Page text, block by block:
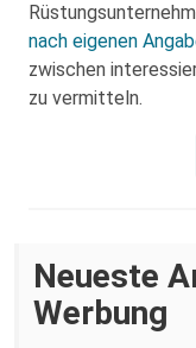
nach eigenen
zwischen
zu vermitteln.
Neueste
Werbung